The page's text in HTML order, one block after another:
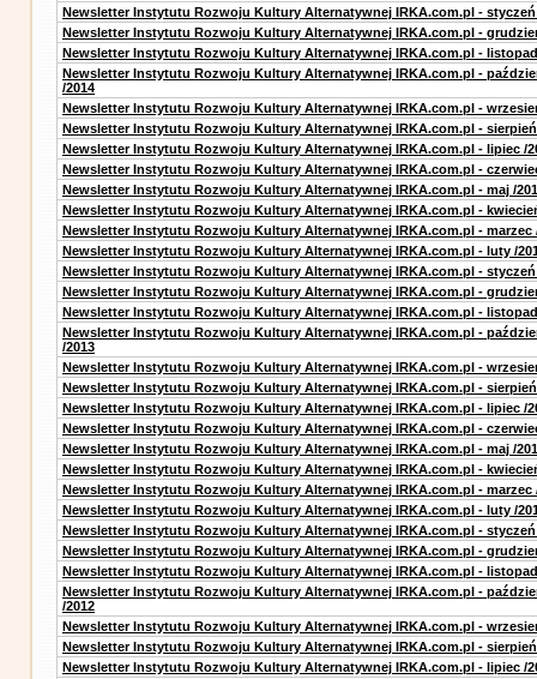
Newsletter Instytutu Rozwoju Kultury Alternatywnej IRKA.com.pl - styczeń
Newsletter Instytutu Rozwoju Kultury Alternatywnej IRKA.com.pl -
Newsletter Instytutu Rozwoju Kultury Alternatywnej IRKA.com.pl - listopad
Newsletter Instytutu Rozwoju Kultury Alternatywnej IRKA.com.pl -
/2014
Newsletter Instytutu Rozwoju Kultury Alternatywnej IRKA.com.pl -
Newsletter Instytutu Rozwoju Kultury Alternatywnej IRKA.com.pl - sierpień
Newsletter Instytutu Rozwoju Kultury Alternatywnej IRKA.com.pl - lipiec /
Newsletter Instytutu Rozwoju Kultury Alternatywnej IRKA.com.pl -
Newsletter Instytutu Rozwoju Kultury Alternatywnej IRKA.com.pl - maj /
Newsletter Instytutu Rozwoju Kultury Alternatywnej IRKA.com.pl -
Newsletter Instytutu Rozwoju Kultury Alternatywnej IRKA.com.pl - marzec
Newsletter Instytutu Rozwoju Kultury Alternatywnej IRKA.com.pl - luty /
Newsletter Instytutu Rozwoju Kultury Alternatywnej IRKA.com.pl - styczeń
Newsletter Instytutu Rozwoju Kultury Alternatywnej IRKA.com.pl -
Newsletter Instytutu Rozwoju Kultury Alternatywnej IRKA.com.pl - listopad
Newsletter Instytutu Rozwoju Kultury Alternatywnej IRKA.com.pl -
/2013
Newsletter Instytutu Rozwoju Kultury Alternatywnej IRKA.com.pl -
Newsletter Instytutu Rozwoju Kultury Alternatywnej IRKA.com.pl - sierpień
Newsletter Instytutu Rozwoju Kultury Alternatywnej IRKA.com.pl - lipiec /
Newsletter Instytutu Rozwoju Kultury Alternatywnej IRKA.com.pl -
Newsletter Instytutu Rozwoju Kultury Alternatywnej IRKA.com.pl - maj /
Newsletter Instytutu Rozwoju Kultury Alternatywnej IRKA.com.pl -
Newsletter Instytutu Rozwoju Kultury Alternatywnej IRKA.com.pl - marzec
Newsletter Instytutu Rozwoju Kultury Alternatywnej IRKA.com.pl - luty /
Newsletter Instytutu Rozwoju Kultury Alternatywnej IRKA.com.pl - styczeń
Newsletter Instytutu Rozwoju Kultury Alternatywnej IRKA.com.pl -
Newsletter Instytutu Rozwoju Kultury Alternatywnej IRKA.com.pl - listopad
Newsletter Instytutu Rozwoju Kultury Alternatywnej IRKA.com.pl -
/2012
Newsletter Instytutu Rozwoju Kultury Alternatywnej IRKA.com.pl -
Newsletter Instytutu Rozwoju Kultury Alternatywnej IRKA.com.pl - sierpień
Newsletter Instytutu Rozwoju Kultury Alternatywnej IRKA.com.pl - lipiec /